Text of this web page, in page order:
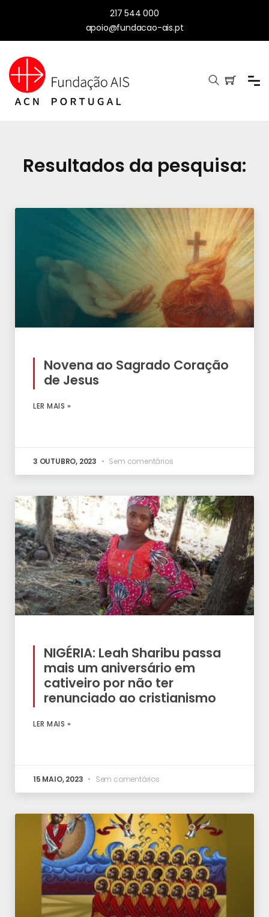
217 544 000
apoio@fundacao-ais.pt
Resultados da pesquisa:
Novena ao Sagrado Coração
de Jesus
LER MAIS »
3 OUTUBRO, 2023 Sem comentários
NIGÉRIA: Leah Sharibu passa
mais um aniversário em
cativeiro por não ter
renunciado ao cristianismo
LER MAIS »
15 MAIO, 2023 Sem comentários